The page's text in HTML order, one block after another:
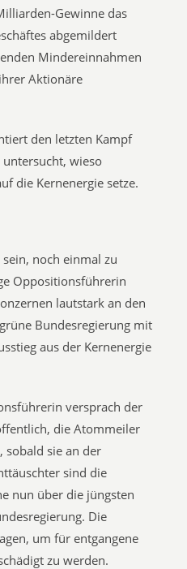
Gewinne das
abgemildert
Mindereinnahmen
Aktionäre
den letzten Kampf
wieso
die Kernenergie setze.
noch einmal zu
Oppositionsführerin
lautstark an den
Bundesregierung mit
aus der Kernenergie
versprach der
die Atommeiler
sobald sie an der
sind die
nun über die jüngsten
Die
um für entgangene
zu werden.